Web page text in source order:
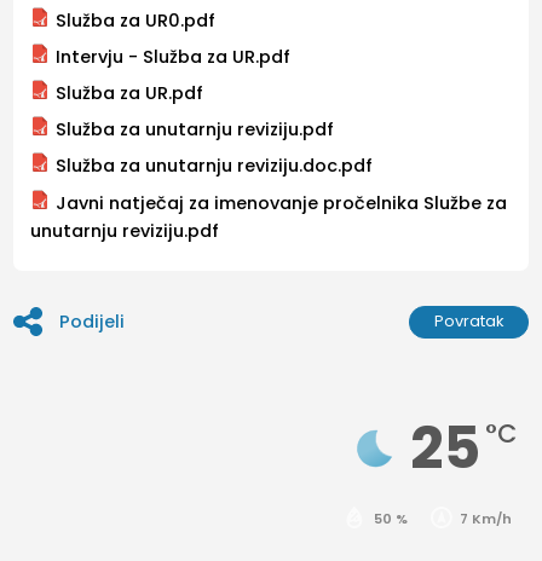
Služba za UR0.pdf
Intervju - Služba za UR.pdf
Služba za UR.pdf
Služba za unutarnju reviziju.pdf
Služba za unutarnju reviziju.doc.pdf
Javni natječaj za imenovanje pročelnika Službe za
unutarnju reviziju.pdf
Podijeli Povratak
25 °C
50 % 7 Km/h